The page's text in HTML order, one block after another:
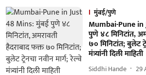
मुंबई/पुणे
Mumbai-Pune
पुणे ४८ मिनिटांत,
७० मिनिटांत; बुलेट
मंत्र्यांनी दिली माहिती
Siddhi Hande 29